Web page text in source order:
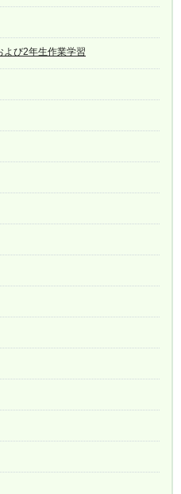
び2年生作業学習